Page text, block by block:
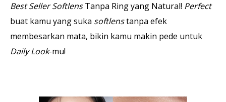
Best Seller SoftlensTanpa Ring yang Natural! Perfect
buat kamu yang suka softlenstanpa efek
membesarkan mata, bikin kamu makin pede untuk
Daily Look-mu!